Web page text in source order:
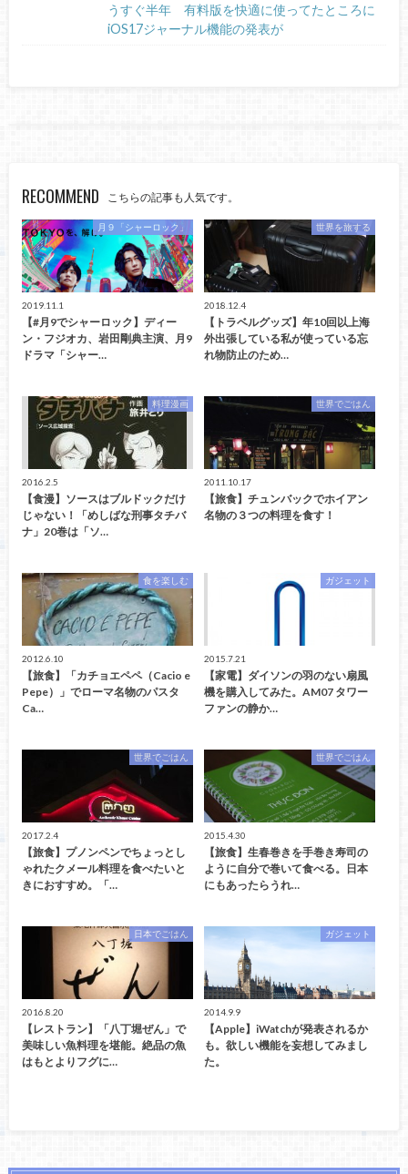
うすぐ半年 有料版を快適に使ってたところに
iOS17ジャーナル機能の発表が
RECOMMEND こちらの記事も人気です。
月９「シャーロック」
2019.11.1
【#月9でシャーロック】ディー
ン・フジオカ、岩田剛典主演、月9
ドラマ「シャー…
世界を旅する
2018.12.4
【トラベルグッズ】年10回以上海
外出張している私が使っている忘
れ物防止のため…
料理漫画
2016.2.5
【食漫】ソースはブルドックだけ
じゃない！「めしばな刑事タチバ
ナ」20巻は「ソ…
世界でごはん
2011.10.17
【旅食】チュンバックでホイアン
名物の３つの料理を食す！
食を楽しむ
2012.6.10
【旅食】「カチョエペペ（Cacio e
Pepe）」でローマ名物のパスタ
Ca…
ガジェット
2015.7.21
【家電】ダイソンの羽のない扇風
機を購入してみた。AM07 タワー
ファンの静か…
世界でごはん
2017.2.4
【旅食】プノンペンでちょっとし
ゃれたクメール料理を食べたいと
きにおすすめ。「…
世界でごはん
2015.4.30
【旅食】生春巻きを手巻き寿司の
ように自分で巻いて食べる。日本
にもあったらうれ…
日本でごはん
2016.8.20
【レストラン】「八丁堀ぜん」で
美味しい魚料理を堪能。絶品の魚
はもとよりフグに…
ガジェット
2014.9.9
【Apple】iWatchが発表されるか
も。欲しい機能を妄想してみまし
た。